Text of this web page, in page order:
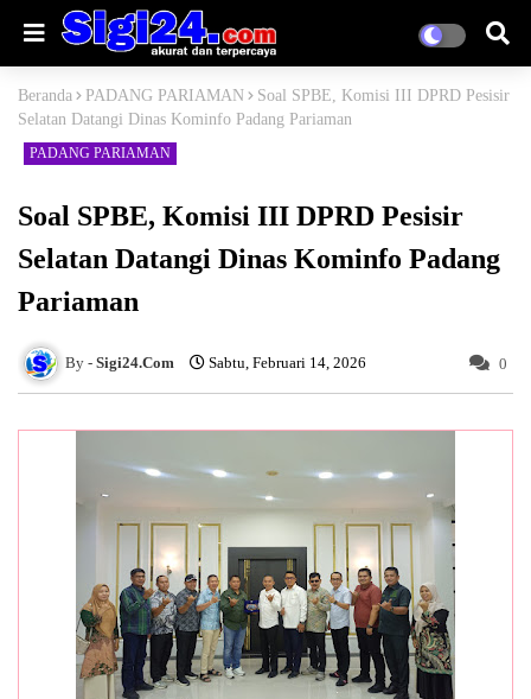
Beranda PADANG PARIAMAN
Soal SPBE, Komisi III DPRD Pesisir
Selatan Datangi Dinas Kominfo Padang Pariaman
PADANG PARIAMAN
Soal SPBE, Komisi III DPRD Pesisir
Selatan Datangi Dinas Kominfo Padang
Pariaman
Sigi24.Com Sabtu, Februari 14, 2026 0